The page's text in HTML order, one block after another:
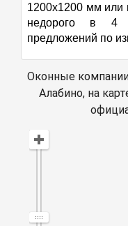
1200х1200 мм или
недорого в 4
предложений по
Оконные
Алабино, на
Условия
Открыть в Яндекс